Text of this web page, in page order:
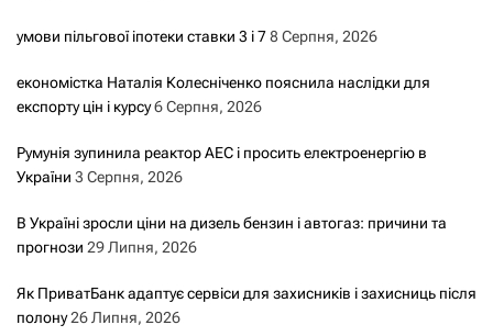
умови пільгової іпотеки ставки 3 і 78 Серпня, 2026
економістка Наталія Колесніченко пояснила наслідки для
експорту цін і курсу6 Серпня, 2026
Румунія зупинила реактор АЕС і просить електроенергію в
України 3 Серпня, 2026
В Україні зросли ціни на дизель бензин і автогаз: причини та
прогнози 29 Липня, 2026
Як ПриватБанк адаптує сервіси для захисників і захисниць після
полону26 Липня, 2026